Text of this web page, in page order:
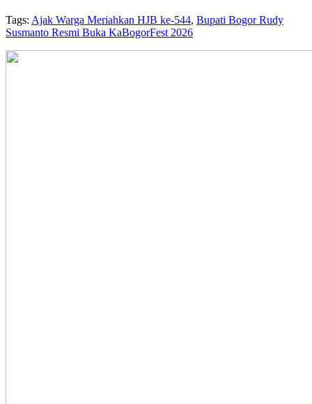
Tags: Ajak Warga Meriahkan HJB ke-544, Bupati Bogor Rudy
Susmanto Resmi Buka KaBogorFest 2026